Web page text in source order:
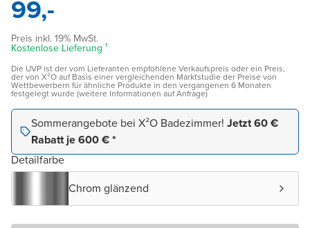
99,-
Preis inkl. 19% MwSt.
Kostenlose Lieferung ¹
Die UVP ist der vom Lieferanten empfohlene Verkaufspreis oder ein Preis,
der von X²O auf Basis einer vergleichenden Marktstudie der Preise von
Wettbewerbern für ähnliche Produkte in den vergangenen 6 Monaten
festgelegt wurde (weitere Informationen auf Anfrage)
Sommerangebote bei X²O Badezimmer! Jetzt 60 €
Rabatt je 600 € *
Detailfarbe
Chrom glänzend